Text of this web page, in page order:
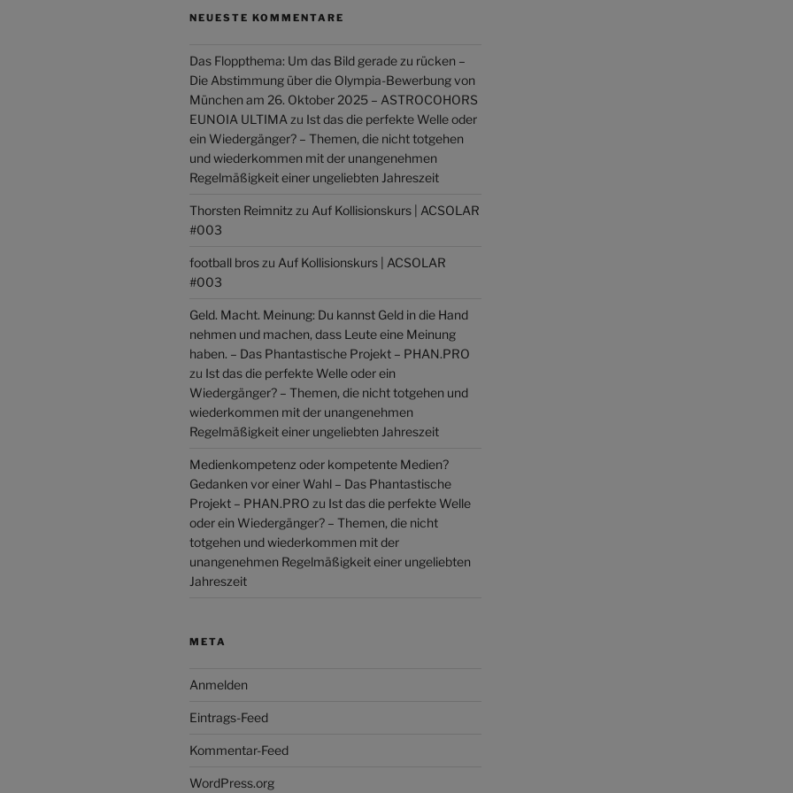
NEUESTE KOMMENTARE
Das Floppthema: Um das Bild gerade zu rücken –
Die Abstimmung über die Olympia-Bewerbung von
München am 26. Oktober 2025 – ASTROCOHORS
EUNOIA ULTIMA zu Ist das die perfekte Welle oder
ein Wiedergänger? – Themen, die nicht totgehen
und wiederkommen mit der unangenehmen
Regelmäßigkeit einer ungeliebten Jahreszeit
Thorsten Reimnitz zu Auf Kollisionskurs | ACSOLAR
#003
football bros zu Auf Kollisionskurs | ACSOLAR
#003
Geld. Macht. Meinung: Du kannst Geld in die Hand
nehmen und machen, dass Leute eine Meinung
haben. – Das Phantastische Projekt – PHAN.PRO
zu Ist das die perfekte Welle oder ein
Wiedergänger? – Themen, die nicht totgehen und
wiederkommen mit der unangenehmen
Regelmäßigkeit einer ungeliebten Jahreszeit
Medienkompetenz oder kompetente Medien?
Gedanken vor einer Wahl – Das Phantastische
Projekt – PHAN.PRO zu Ist das die perfekte Welle
oder ein Wiedergänger? – Themen, die nicht
totgehen und wiederkommen mit der
unangenehmen Regelmäßigkeit einer ungeliebten
Jahreszeit
META
Anmelden
Eintrags-Feed
Kommentar-Feed
WordPress.org